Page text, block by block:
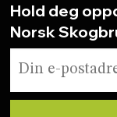
Hold deg
Norsk